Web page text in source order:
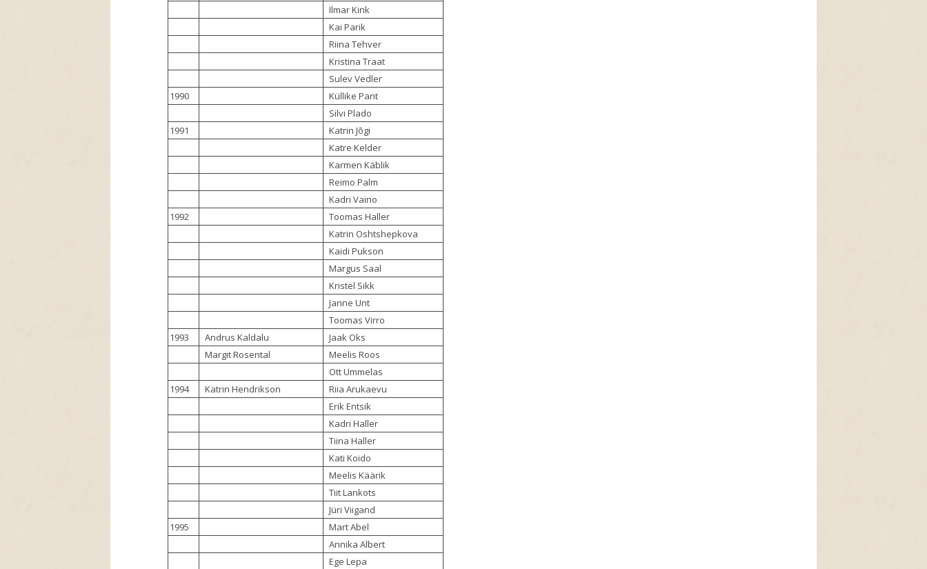
Ilmar Kink
Kai Parik
Riina Tehver
Kristina Traat
Sulev Vedler
1990
Küllike Pant
Silvi Plado
1991
Katrin Jõgi
Katre Kelder
Karmen Käblik
Reimo Palm
Kadri Vaino
1992
Toomas Haller
Katrin Oshtshepkova
Kaidi Pukson
Margus Saal
Kristel Sikk
Janne Unt
Toomas Virro
1993
Andrus Kaldalu
Jaak Oks
Margit Rosental
Meelis Roos
Ott Ummelas
1994
Katrin Hendrikson
Riia Arukaevu
Erik Entsik
Kadri Haller
Tiina Haller
Kati Koido
Meelis Käärik
Tiit Lankots
Jüri Viigand
1995
Mart Abel
Annika Albert
Ege Lepa